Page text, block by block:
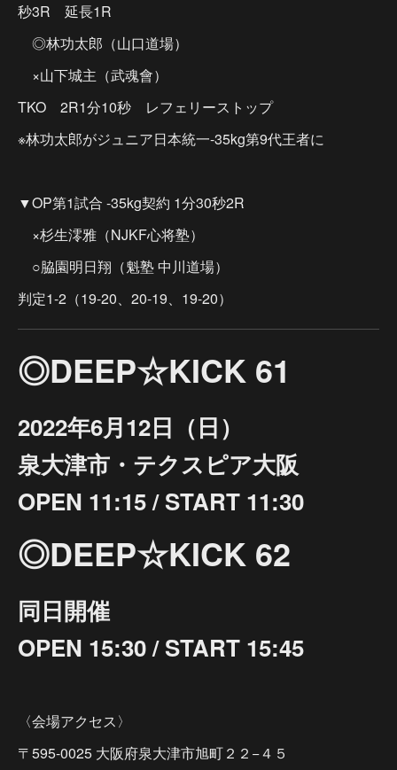
秒3R 延長1R
◎林功太郎（山口道場）
×山下城主（武魂會）
TKO 2R1分10秒 レフェリーストップ
※林功太郎がジュニア日本統一-35kg第9代王者に
▼OP第1試合 -35kg契約 1分30秒2R
×杉生澪雅（NJKF心将塾）
○脇園明日翔（魁塾 中川道場）
判定1-2（19-20、20-19、19-20）
◎DEEP☆KICK 61
2022年6月12日（日）
泉大津市・テクスピア大阪
OPEN 11:15 / START 11:30
◎DEEP☆KICK 62
同日開催
OPEN 15:30 / START 15:45
〈会場アクセス〉
〒595-0025 大阪府泉大津市旭町２２−４５